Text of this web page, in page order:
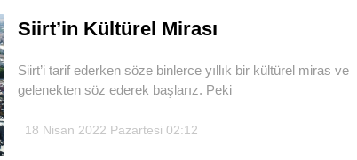
Siirt’in Kültürel Mirası
Siirt’i tarif ederken söze binlerce yıllık bir kültürel miras ve
gelenekten söz ederek başlarız. Peki
18 Nisan 2022 Pazartesi 02:12